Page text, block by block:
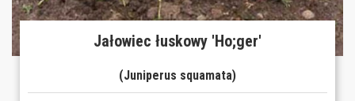
Jałowiec łuskowy 'Ho;ger'
(Juniperus squamata)